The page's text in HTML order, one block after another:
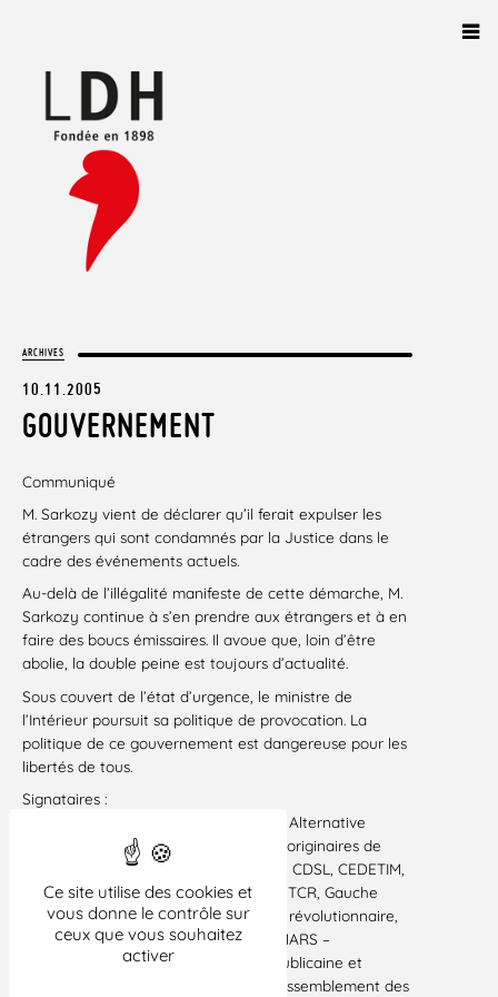
Ce site utilise des cookies et
vous donne le contrôle sur
ceux que vous souhaitez
activer
ARCHIVES
10.11.2005
GOUVERNEMENT
Communiqué
M. Sarkozy vient de déclarer qu’il ferait expulser les
étrangers qui sont condamnés par la Justice dans le
cadre des événements actuels.
Au-delà de l’illégalité manifeste de cette démarche, M.
Sarkozy continue à s’en prendre aux étrangers et à en
faire des boucs émissaires. Il avoue que, loin d’être
abolie, la double peine est toujours d’actualité.
Sous couvert de l’état d’urgence, le ministre de
l’Intérieur poursuit sa politique de provocation. La
politique de ce gouvernement est dangereuse pour les
libertés de tous.
Signataires :
Les Alternatifs, Alternative citoyenne, Alternative
libertaire, L’Assemblée citoyenne des originaires de
Turquie (L’ACORT), ATF, ATMF, ATTAC, CDSL, CEDETIM,
CGT, CRLDHT, DAL, Droits devants !, FTCR, Gauche
Républicaine, JCR, Ligue communiste révolutionnaire,
Ligue des droits de l’Homme, MRAP, MARS –
Mouvement pour une alternative républicaine et
sociale, Parti communiste français, Rassemblement des